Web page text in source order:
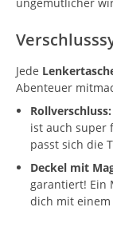
Jede
Abenteuer
Rollverschluss:
ist auch super
passt sich die
Deckel mit
garantiert! Ein
dich mit